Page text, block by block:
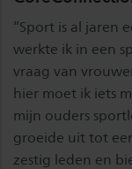
“Sport is al jaren
werkte ik in een
vraag van
hier moet ik iets
mijn ouders
groeide uit tot
zestig leden en